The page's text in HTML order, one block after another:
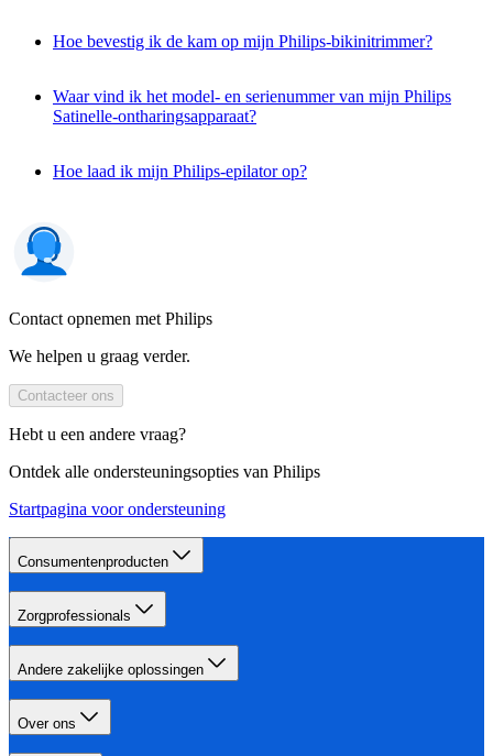
Hoe bevestig ik de kam op mijn Philips-bikinitrimmer?
Waar vind ik het model- en serienummer van mijn Philips
Satinelle-ontharingsapparaat?
Hoe laad ik mijn Philips-epilator op?
Contact opnemen met Philips
We helpen u graag verder.
Contacteer ons
Hebt u een andere vraag?
Ontdek alle ondersteuningsopties van Philips
Startpagina voor ondersteuning
Consumentenproducten
Zorgprofessionals
Andere zakelijke oplossingen
Over ons